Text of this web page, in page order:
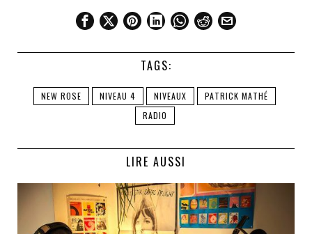
TAGS:
NEW ROSE NIVEAU 4 NIVEAUX
PATRICK MATHÉ
RADIO
LIRE AUSSI